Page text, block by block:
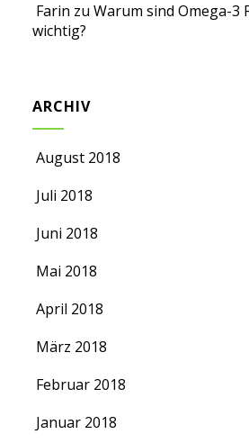
Farin zuWarum sind Omega-3
wichtig?
ARCHIV
August 2018
Juli 2018
Juni 2018
Mai 2018
April 2018
März 2018
Februar 2018
Januar 2018